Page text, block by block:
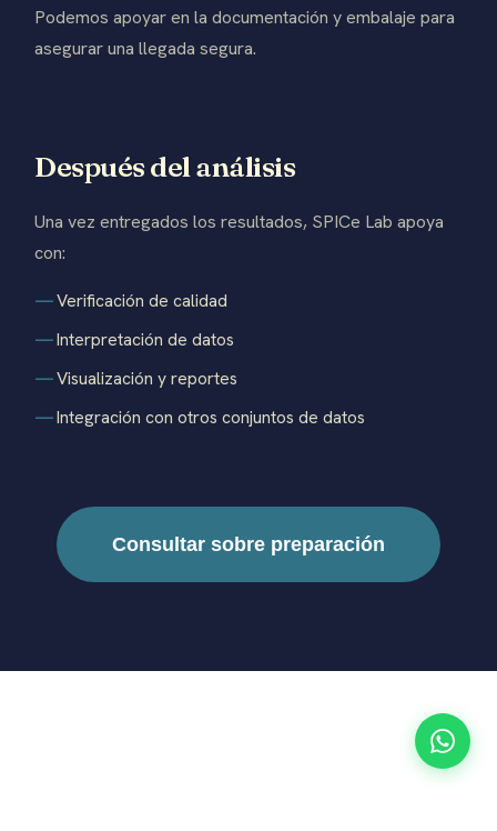
Podemos apoyar en la documentación y embalaje para
asegurar una llegada segura.
Después del análisis
Una vez entregados los resultados, SPICe Lab apoya
con:
Verificación de calidad
Interpretación de datos
Visualización y reportes
Integración con otros conjuntos de datos
Consultar sobre preparación